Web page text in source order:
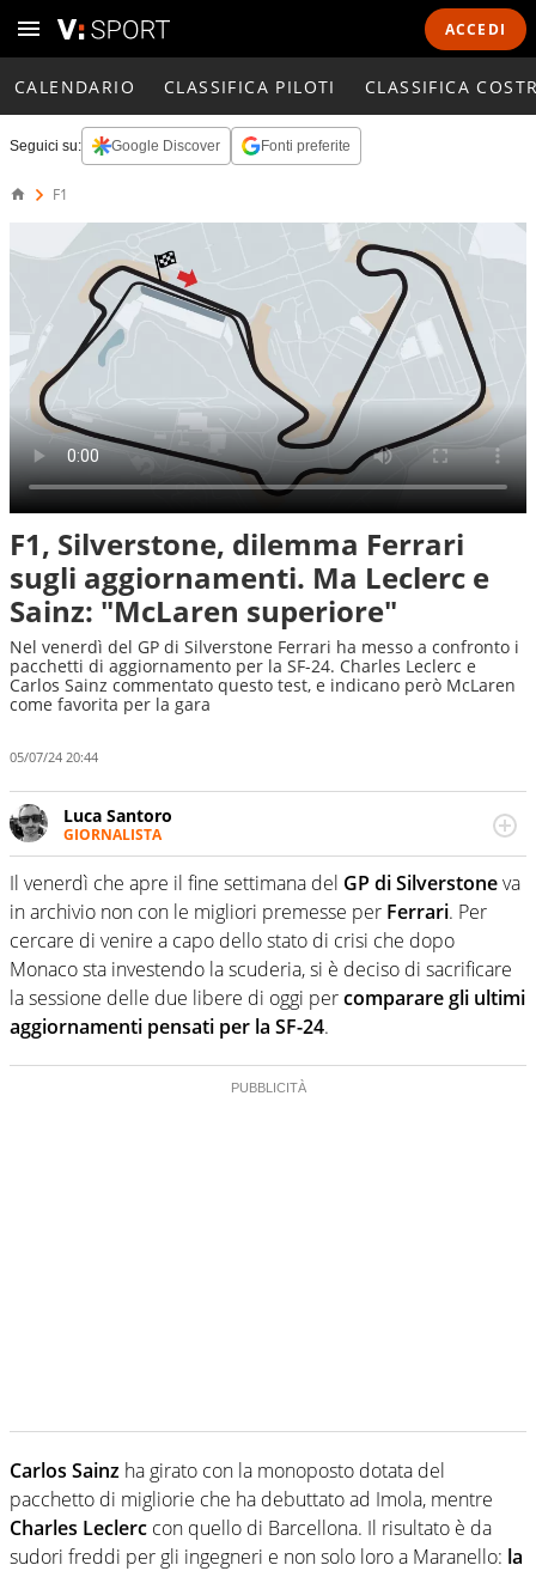
ACCEDI
CALENDARIO CLASSIFICA PILOTI CLASSIFICA
Seguici su: Google Discover Fonti preferite
F1
F1, Silverstone, dilemma Ferrari
sugli aggiornamenti. Ma Leclerc e
Sainz: "McLaren superiore"
Nel venerdì del GP di Silverstone Ferrari ha messo a confronto i
pacchetti di aggiornamento per la SF-24. Charles Leclerc e
Carlos Sainz commentato questo test, e indicano però McLaren
come favorita per la gara
05/07/24 20:44
Luca Santoro
GIORNALISTA
Esperto di Motorsport ma, più in generale, appassionato
di tutto ciò che sia Sport, anche senza il Motor. Dà il
meglio di sé quando la strada fa largo alle due o alle
quattro ruote
Il venerdì che apre il fine settimana del GP di Silverstoneva
in archivio non con le migliori premesse per Ferrari. Per
cercare di venire a capo dello stato di crisi che dopo
Monaco sta investendo la scuderia, si è deciso di sacrificare
la sessione delle due libere di oggi percomparare gli ultimi
aggiornamenti pensati per la SF-24.
Carlos Sainz ha girato con la monoposto dotata del
pacchetto di migliorie che ha debuttato ad Imola, mentre
Charles Leclerc con quello di Barcellona. Il risultato è da
sudori freddi per gli ingegneri e non solo loro a Maranello: la